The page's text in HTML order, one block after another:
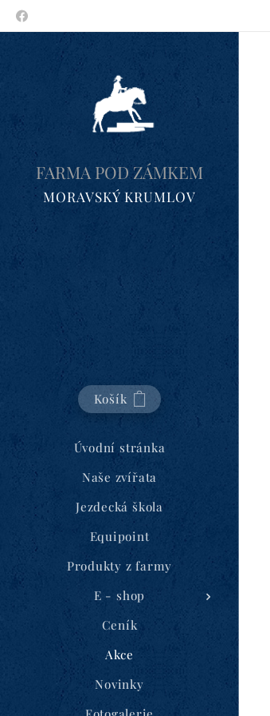
FARMA POD ZÁMKEM
MORAVSKÝ KRUMLOV
Košík
Úvodní stránka
Naše zvířata
Jezdecká škola
Equipoint
Produkty z farmy
E - shop
Ceník
Akce
Novinky